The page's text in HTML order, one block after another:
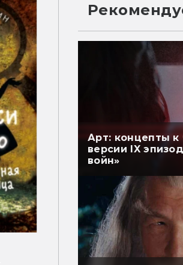
Арт: концепты к
версии IX
войн»